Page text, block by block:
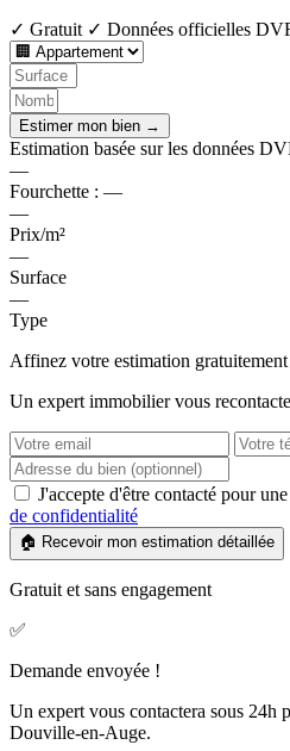
✓ Gratuit ✓ Données officielles
Estimer mon bien →
Estimation basée sur les données
—
Fourchette : —
—
Prix/m²
—
Surface
—
Type
Affinez votre estimation gratuitement
Un expert immobilier vous
J'accepte d'être contacté pour
de confidentialité
🏠 Recevoir mon estimation détaillée
Gratuit et sans engagement
✅
Demande envoyée !
Un expert vous contactera sous 24h
Douville-en-Auge.